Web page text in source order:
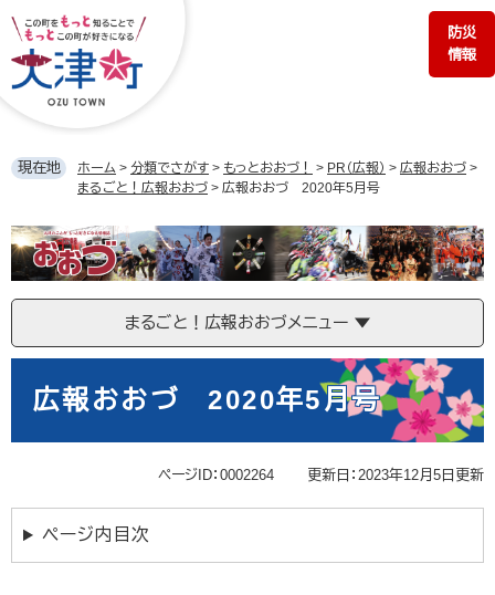
ジ
の
す。
ュ
ー
し
文
防災
情報
現在地 ホーム > 分類でさがす > もっとおおづ！ > PR（広報） > 広報おおづ >
まるごと！広報おおづ > 広報おおづ 2020年5月号
ま
る
ご
と！
報
まるごと！広報おおづメニュー
広報おおづ 2020年5月号
ページID：0002264 更新日：2023年12月5日更新
ページ内目次